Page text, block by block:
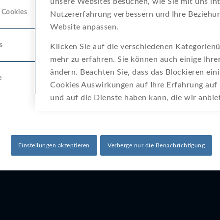
unsere Websites besuchen, wie Sie mit uns
Nutzererfahrung verbessern und Ihre
Website anpassen.
Klicken Sie auf die verschiedenen
mehr zu erfahren. Sie können auch einige
ändern. Beachten Sie, dass das Blockieren
Cookies Auswirkungen auf Ihre Erfahrung auf
und auf die Dienste haben kann, die wir
Einstellungen akzeptieren Verberge nur die Benachrichtigung
20. März 2025